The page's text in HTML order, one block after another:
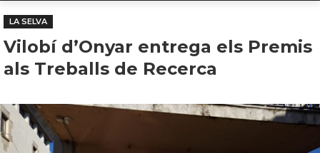
LA SELVA
Vilobí d’Onyar entrega els Premis
als Treballs de Recerca